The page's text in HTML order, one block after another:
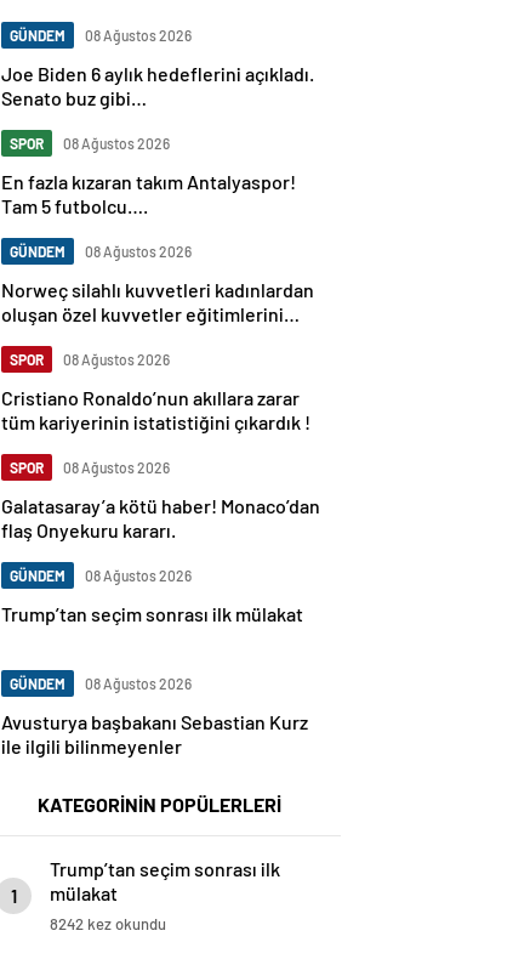
GÜNDEM 08 Ağustos 2026
Joe Biden 6 aylık hedeflerini açıkladı.
Senato buz gibi…
SPOR 08 Ağustos 2026
En fazla kızaran takım Antalyaspor!
Tam 5 futbolcu….
GÜNDEM 08 Ağustos 2026
Norweç silahlı kuvvetleri kadınlardan
oluşan özel kuvvetler eğitimlerini
SPOR 08 Ağustos 2026
Cristiano Ronaldo’nun akıllara zarar
tüm kariyerinin istatistiğini çıkardık !
SPOR 08 Ağustos 2026
Galatasaray’a kötü haber! Monaco’dan
flaş Onyekuru kararı.
GÜNDEM 08 Ağustos 2026
Trump’tan seçim sonrası ilk mülakat
GÜNDEM 08 Ağustos 2026
Avusturya başbakanı Sebastian Kurz
ile ilgili bilinmeyenler
KATEGORİNİN POPÜLERLERİ
1
Trump’tan seçim sonrası ilk
mülakat
8242 kez okundu